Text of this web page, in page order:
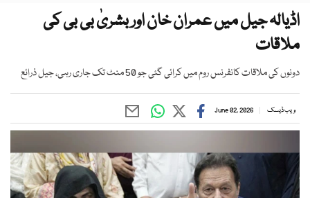
اڈیالہ جیل میں عمران خان اور بشریٰ بی بی کی
ملاقات
دونوں کی ملاقات کانفرنس روم میں کرائی گئی جو 50 منٹ تک جاری رہی، جیل ذرائع
ویب ڈیسک June 02, 2026